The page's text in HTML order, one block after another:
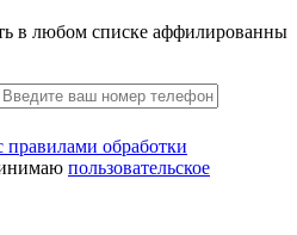
в любом списке аффилированны
правилами обработки
пользовательское